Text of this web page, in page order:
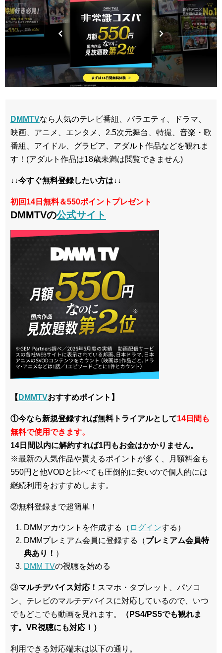
DMMTVなら人気のテレビ番組、バラエティ、ドラマ、
映画、アニメ、エンタメ、2.5次元舞台、特撮、音楽・歌
番組、アイドル、グラビア、アダルト作品などを観れま
す！(アダルト作品は18歳未満は閲覧できません)
↓↓今すぐ無料登録したい方は↓↓
初回14日無料＆550ポイントプレゼント
DMMTVの公式サイト
【 DMMTVおすすめポイント】
①今なら新規登録すれば無料トライアルとして14日間も
無料で使用できます。
14日間以内に解約すれば1円もお金はかかりません。
※最新の人気作品や貰えるポイントが多く、月額料金も
550円と他VODと比べても圧倒的に安いので個人的には
継続利用をおすすめします。
②無料登録まで超簡単！
DMMアカウントを作成する（ ログインする）
DMMプレミアム会員に登録する（プレミアム会員特
典あり！ ）
DMM TVの視聴を始める
③マルチデバイス対応！ スマホ・タブレット、パソコ
ン、テレビのマルチデバイスに対応しているので、いつ
でもどこでも動画を見れます。
（PS4/PS5でも観れま
す。VR視聴にも対応！）
利用できる対応端末は以下の通り。